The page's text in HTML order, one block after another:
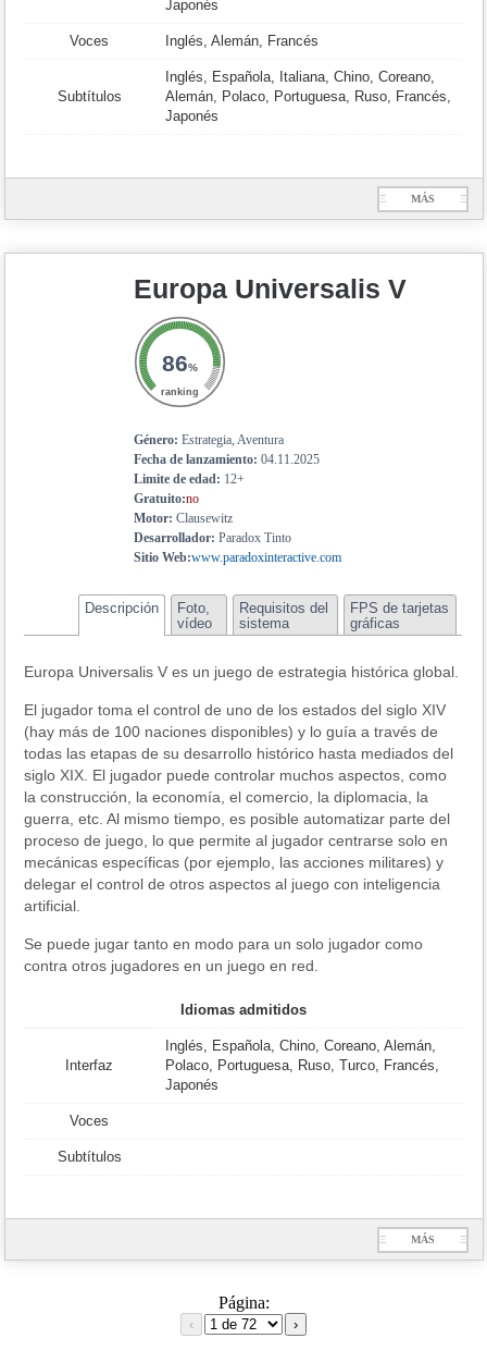
Japonés
Voces Inglés, Alemán, Francés
Subtítulos
Inglés, Española, Italiana, Chino, Coreano,
Alemán, Polaco, Portuguesa, Ruso, Francés,
Japonés
Ξ MÁS Ξ
Europa Universalis V
86%
ranking
Género: Estrategia, Aventura
Fecha de lanzamiento: 04.11.2025
Limite de edad: 12+
Gratuito:no
Motor: Clausewitz
Desarrollador: Paradox Tinto
Sitio Web:www.paradoxinteractive.com
Descripción
Foto,
vídeo
Requisitos del
sistema
FPS de tarjetas
gráficas
Europa Universalis V es un juego de estrategia histórica global.
El jugador toma el control de uno de los estados del siglo XIV
(hay más de 100 naciones disponibles) y lo guía a través de
todas las etapas de su desarrollo histórico hasta mediados del
siglo XIX. El jugador puede controlar muchos aspectos, como
la construcción, la economía, el comercio, la diplomacia, la
guerra, etc. Al mismo tiempo, es posible automatizar parte del
proceso de juego, lo que permite al jugador centrarse solo en
mecánicas específicas (por ejemplo, las acciones militares) y
delegar el control de otros aspectos al juego con inteligencia
artificial.
Se puede jugar tanto en modo para un solo jugador como
contra otros jugadores en un juego en red.
Idiomas admitidos
Interfaz
Inglés, Española, Chino, Coreano, Alemán,
Polaco, Portuguesa, Ruso, Turco, Francés,
Japonés
Voces
Subtítulos
Ξ MÁS Ξ
Página:
‹ ›